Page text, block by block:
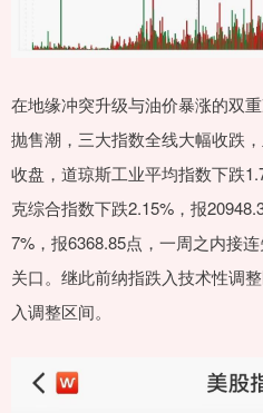
在地缘冲突升级与油价暴涨的双
抛售潮，三大指数全线大幅收跌
收盘，道琼斯工业平均指数下跌
克综合指数下跌2.15%，报
7%，报6368.85点，一周之内接
关口。继此前纳指跌入技术性调
入调整区间。